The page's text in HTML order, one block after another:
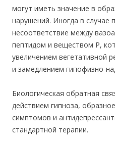
могут иметь значение в
нарушений. Иногда в случае
несоответствие между
пептидом и веществом P,
увеличением вегетативной
и замедлением гипофизно-
Биологическая обратная
действием гипноза,
симптомов и
стандартной терапии.